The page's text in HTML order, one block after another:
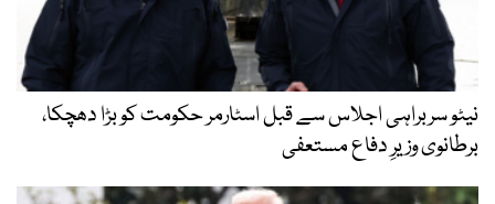
نیٹو سربراہی اجلاس سے قبل اسٹارمر حکومت کو بڑا دھچکا،
برطانوی وزیرِ دفاع مستعفی